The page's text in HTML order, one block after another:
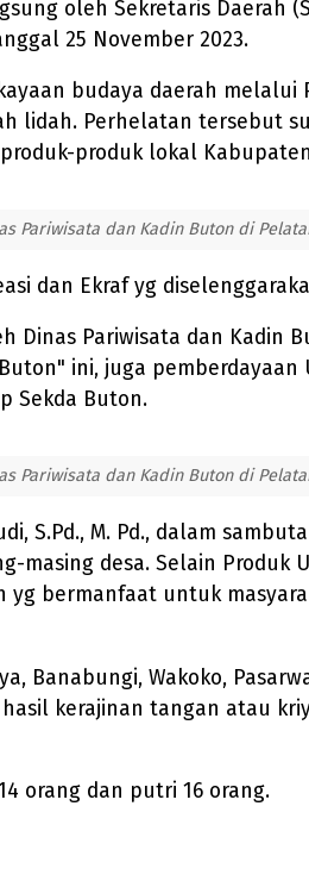
oleh Sekretaris Daerah
25 November 2023.
budaya daerah melalui
lidah. Perhelatan tersebut
produk lokal
Pariwisata dan Kadin Buton di
dan Ekraf yg
Dinas Pariwisata dan
ini, juga
Sekda Buton.
Pariwisata dan Kadin Buton di
S.Pd., M. Pd., dalam
desa. Selain Produk
bermanfaat untuk
Banabungi, Wakoko,
kerajinan tangan atau
orang dan putri 16 orang.